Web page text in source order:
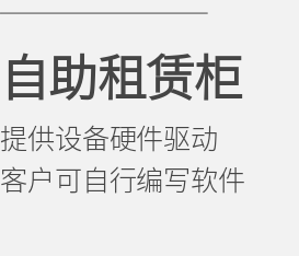
自助租赁柜
提供设备硬件驱动
客户可自行编写软件